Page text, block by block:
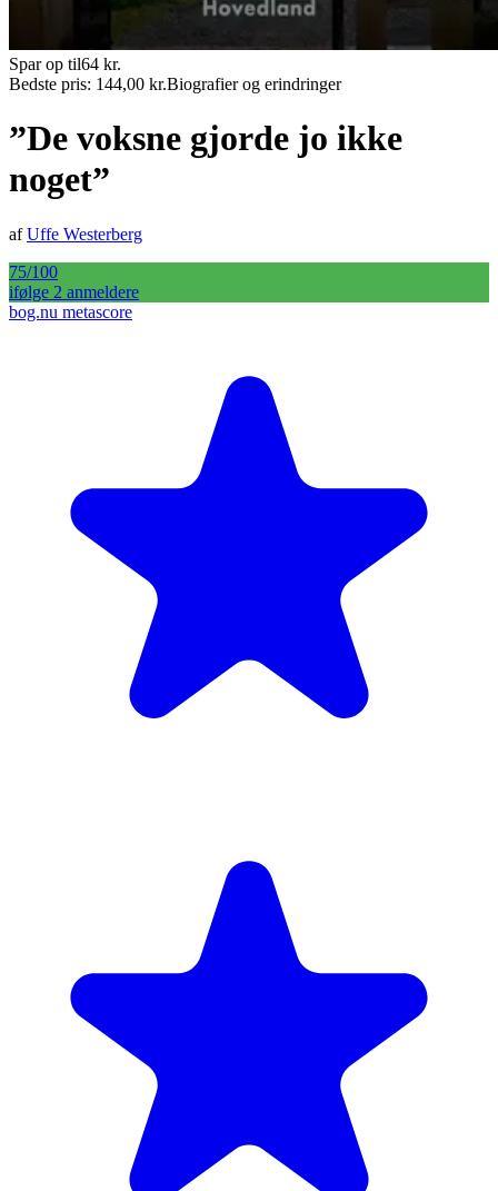
Spar op til64 kr.
Bedste pris: 144,00 kr.Biografier og erindringer
”De voksne gjorde jo ikke
noget”
afUffe Westerberg
75/100
ifølge 2 anmeldere
bog.nu metascore